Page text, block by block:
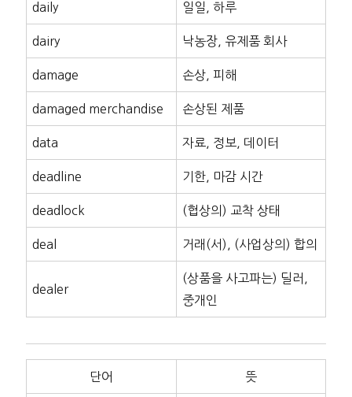
daily 일일, 하루
dairy 낙농장, 유제품 회사
damage 손상, 피해
damaged merchandise 손상된 제품
data 자료, 정보, 데이터
deadline 기한, 마감 시간
deadlock (협상의) 교착 상태
deal 거래(서), (사업상의) 합의
dealer
(상품을 사고파는) 딜러,
중개인
단어 뜻